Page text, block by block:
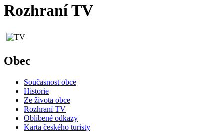
Rozhraní TV
Obec
Současnost obce
Historie
Ze života obce
Rozhraní TV
Oblíbené odkazy
Karta českého turisty